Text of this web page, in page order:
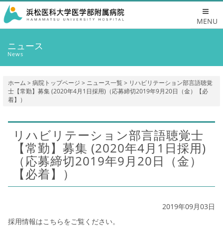
MENU
ニュース
News
ホーム > 病院トップページ > ニュース一覧> リハビリテーション部言語聴覚
士【常勤】募集 (2020年4月1日採用)（応募締切2019年9月20日（金）【必
着】）
リハビリテーション部言語聴覚士
【常勤】募集 (2020年4月1日採用)
（応募締切2019年9月20日（金）
【必着】）
2019年09月03日
採用情報はこちらをご覧ください。